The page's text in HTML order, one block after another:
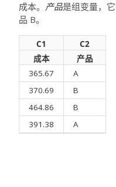
成本。 产品是组变量，
品 B。
C1
C2
成本
产品
365.67
A
370.69
B
464.86
B
391.38
A